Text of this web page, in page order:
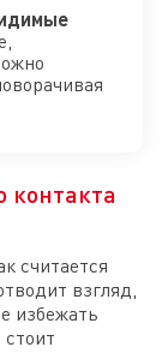
контакта
считается
взгляд,
избежать